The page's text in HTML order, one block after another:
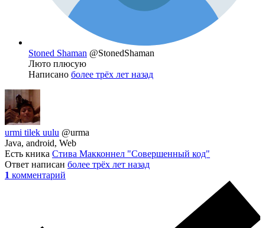
Stoned Shaman @StonedShaman
Люто плюсую
Написано более трёх лет назад
urmi tilek uulu @urma
Java, android, Web
Есть кника Стива Макконнел "Совершенный код"
Ответ написан более трёх лет назад
1 комментарий